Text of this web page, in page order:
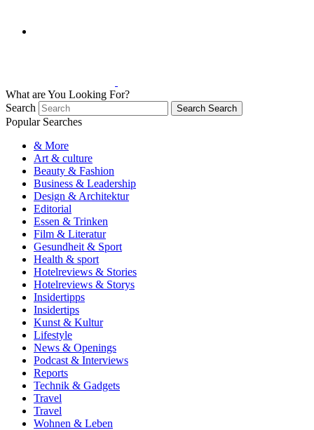
What are You Looking For?
Search
Search Search
Popular Searches
& More
Art & culture
Beauty & Fashion
Business & Leadership
Design & Architektur
Editorial
Essen & Trinken
Film & Literatur
Gesundheit & Sport
Health & sport
Hotelreviews & Stories
Hotelreviews & Storys
Insidertipps
Insidertips
Kunst & Kultur
Lifestyle
News & Openings
Podcast & Interviews
Reports
Technik & Gadgets
Travel
Travel
Wohnen & Leben